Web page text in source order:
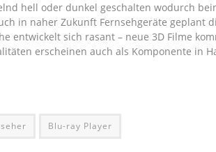
hell oder dunkel geschalten wodurch
in naher Zukunft Fernsehgeräte geplant
entwickelt sich rasant – neue 3D Filme
erscheinen auch als Komponente in
Blu-ray Player